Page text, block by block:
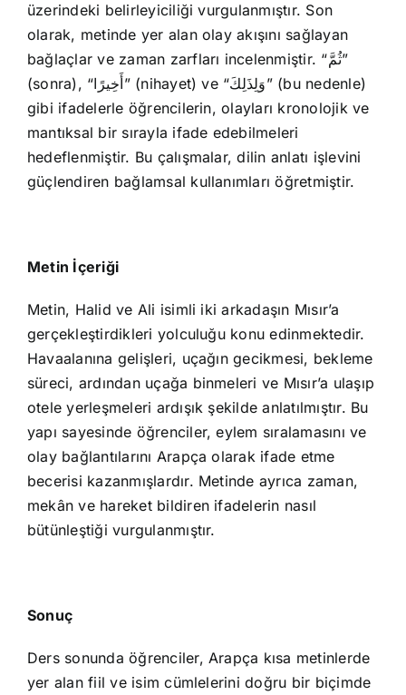
üzerindeki belirleyiciliği vurgulanmıştır. Son
olarak, metinde yer alan olay akışını sağlayan
bağlaçlar ve zaman zarfları incelenmiştir. “ثُمَّ”
(sonra), “أَخِيرًا” (nihayet) ve “وَلِذَلِكَ” (bu nedenle)
gibi ifadelerle öğrencilerin, olayları kronolojik ve
mantıksal bir sırayla ifade edebilmeleri
hedeflenmiştir. Bu çalışmalar, dilin anlatı işlevini
güçlendiren bağlamsal kullanımları öğretmiştir.
Metin İçeriği
Metin, Halid ve Ali isimli iki arkadaşın Mısır’a
gerçekleştirdikleri yolculuğu konu edinmektedir.
Havaalanına gelişleri, uçağın gecikmesi, bekleme
süreci, ardından uçağa binmeleri ve Mısır’a ulaşıp
otele yerleşmeleri ardışık şekilde anlatılmıştır. Bu
yapı sayesinde öğrenciler, eylem sıralamasını ve
olay bağlantılarını Arapça olarak ifade etme
becerisi kazanmışlardır. Metinde ayrıca zaman,
mekân ve hareket bildiren ifadelerin nasıl
bütünleştiği vurgulanmıştır.
Sonuç
Ders sonunda öğrenciler, Arapça kısa metinlerde
yer alan fiil ve isim cümlelerini doğru bir biçimde